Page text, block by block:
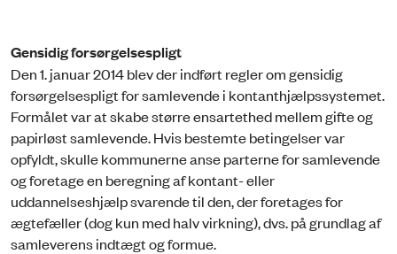
Gensidig forsørgelsespligt
Den 1. januar 2014 blev der indført regler om gensidig
forsørgelsespligt for samlevende i kontanthjælpssystemet.
Formålet var at skabe større ensartethed mellem gifte og
papirløst samlevende. Hvis bestemte betingelser var
opfyldt, skulle kommunerne anse parterne for samlevende
og foretage en beregning af kontant- eller
uddannelseshjælp svarende til den, der foretages for
ægtefæller (dog kun med halv virkning), dvs. på grundlag af
samleverens indtægt og formue.